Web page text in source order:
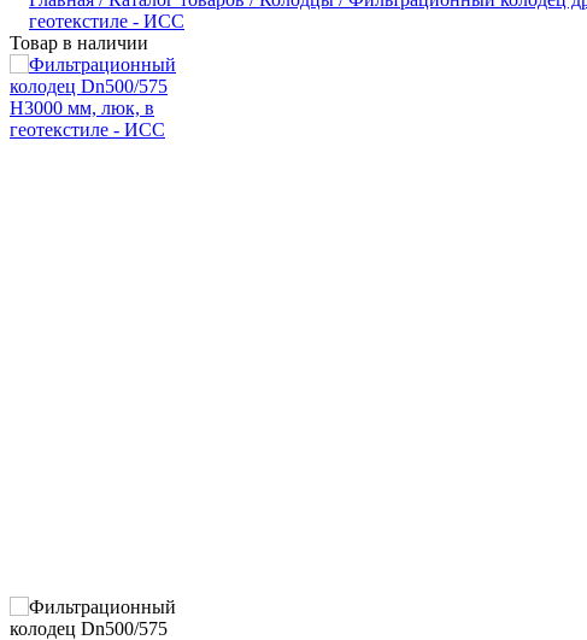
геотекстиле - ИСС
Товар в наличии